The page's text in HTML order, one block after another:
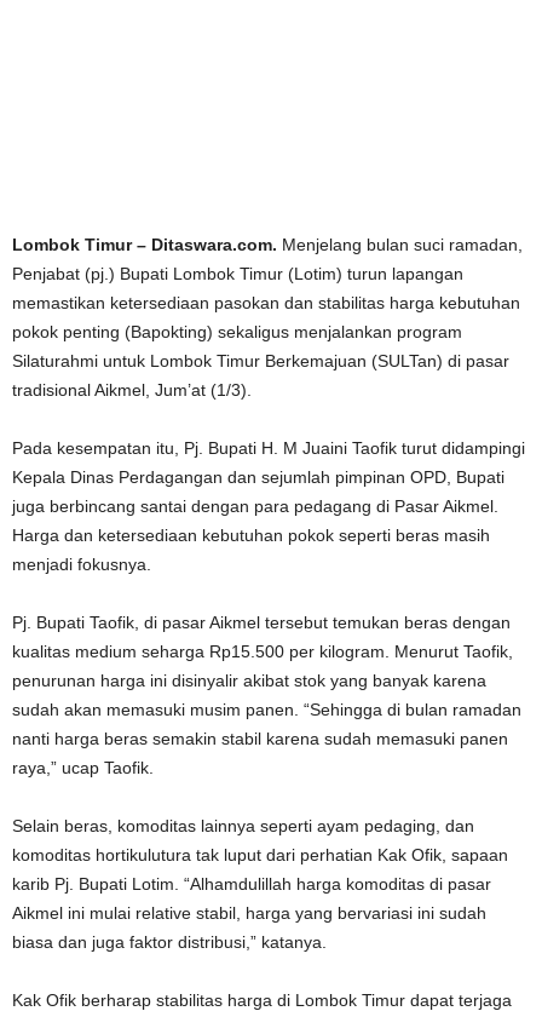
Lombok Timur – Ditaswara.com. Menjelang bulan suci ramadan,
Penjabat (pj.) Bupati Lombok Timur (Lotim) turun lapangan
memastikan ketersediaan pasokan dan stabilitas harga kebutuhan
pokok penting (Bapokting) sekaligus menjalankan program
Silaturahmi untuk Lombok Timur Berkemajuan (SULTan) di pasar
tradisional Aikmel, Jum’at (1/3).
Pada kesempatan itu, Pj. Bupati H. M Juaini Taofik turut didampingi
Kepala Dinas Perdagangan dan sejumlah pimpinan OPD, Bupati
juga berbincang santai dengan para pedagang di Pasar Aikmel.
Harga dan ketersediaan kebutuhan pokok seperti beras masih
menjadi fokusnya.
Pj. Bupati Taofik, di pasar Aikmel tersebut temukan beras dengan
kualitas medium seharga Rp15.500 per kilogram. Menurut Taofik,
penurunan harga ini disinyalir akibat stok yang banyak karena
sudah akan memasuki musim panen. “Sehingga di bulan ramadan
nanti harga beras semakin stabil karena sudah memasuki panen
raya,” ucap Taofik.
Selain beras, komoditas lainnya seperti ayam pedaging, dan
komoditas hortikulutura tak luput dari perhatian Kak Ofik, sapaan
karib Pj. Bupati Lotim. “Alhamdulillah harga komoditas di pasar
Aikmel ini mulai relative stabil, harga yang bervariasi ini sudah
biasa dan juga faktor distribusi,” katanya.
Kak Ofik berharap stabilitas harga di Lombok Timur dapat terjaga